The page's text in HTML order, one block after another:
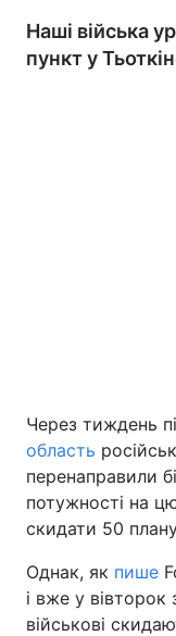
Наші війська
пункт у
Через тиждень
область
перенаправили
потужності на
скидати 50
Однак, як пише
і вже у вівторок
військові